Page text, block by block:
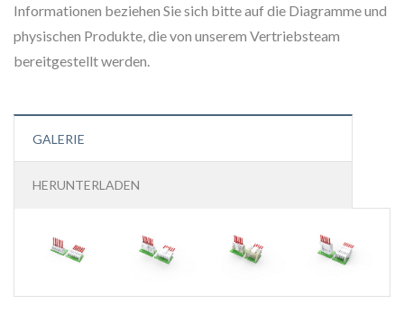
Informationen beziehen Sie sich bitte auf die Diagramme und
physischen Produkte, die von unserem Vertriebsteam
bereitgestellt werden.
GALERIE
HERUNTERLADEN